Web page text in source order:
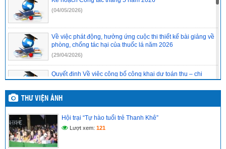
(04/05/2026)
Về việc phát động, hưởng ứng cuộc thi thiết kế bài giảng về
phòng, chống tác hại của thuốc lá năm 2026
(29/04/2026)
Quyết định Về việc công bố công khai dự toán thu – chi
Ngân sách Nhà nước Quý 1 năm 2026 của Trường THPT
Thanh Khê
(11/04/2026)
Thông báo Tuyển sinh vào lớp 10 năm học 2026-2027
(10/04/2026)
THƯ VIỆN ẢNH
Hội trại “Tự hào tuổi trẻ Thanh Khê”
Lượt xem: 121